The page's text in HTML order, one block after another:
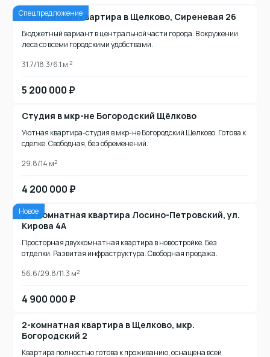
Спецпредложение
1-комнатная квартира в Щелково, Сиреневая 26
Бюджетный вариант в центральной части города. В окружении
леса со всеми городскими удобствами.
31.7/18.3/6.1 м2
5 200 000 ₽
Студия в мкр-не Богородский Щёлково
Уютная квартира-студия в мкр-не Богородский Щелково. Готова к
сделке. Свободная, без обременений.
29.8/14 м2
4 200 000 ₽
Новое
2-х комнатная квартира Лосино-Петровский, ул.
Кирова 4А
Просторная двухкомнатная квартира в новостройке. Без
отделки. Развитая инфраструктура. Свободная продажа.
56.6/29.8/11.3 м2
4 900 000 ₽
2-комнатная квартира в Щелково, мкр.
Богородский 2
Квартира полностью готова к проживанию, оснащена всей